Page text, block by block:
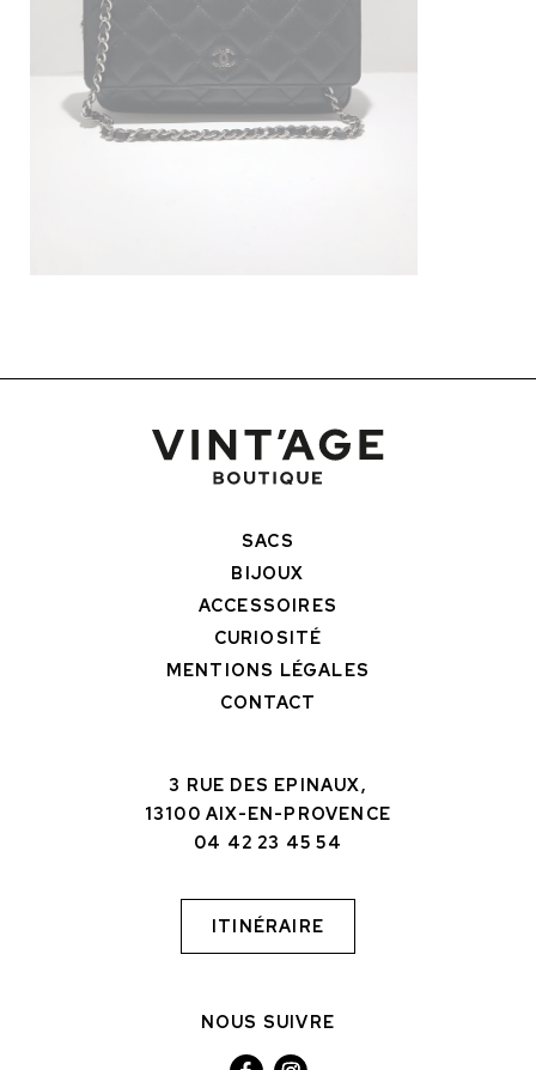
SACS
BIJOUX
ACCESSOIRES
CURIOSITÉ
MENTIONS LÉGALES
CONTACT
3 RUE DES EPINAUX,
13100 AIX-EN-PROVENCE
04 42 23 45 54
ITINÉRAIRE
NOUS SUIVRE